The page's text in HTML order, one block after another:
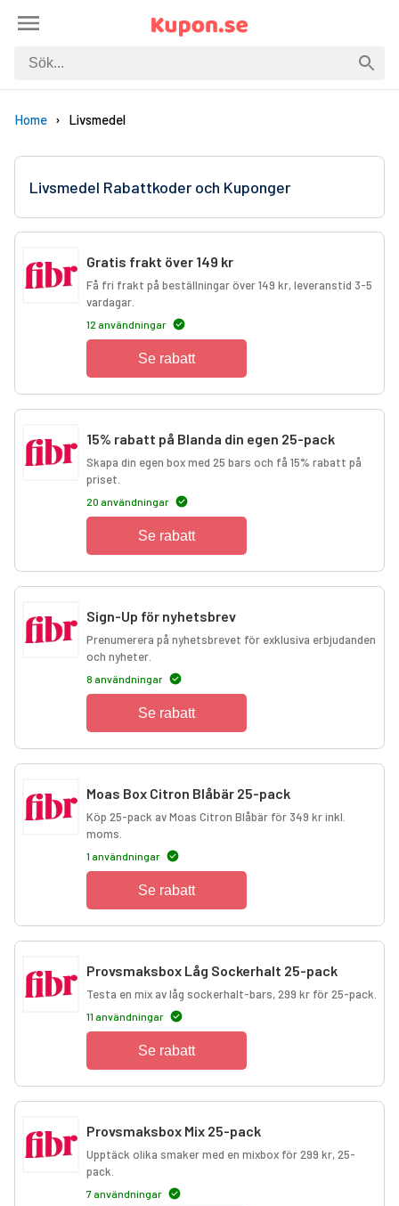
Home Livsmedel
Livsmedel Rabattkoder och Kuponger
Gratis frakt över 149 kr
Få fri frakt på beställningar över 149 kr, leveranstid 3-5
vardagar.
12 användningar
Se rabatt
15% rabatt på Blanda din egen 25-pack
Skapa din egen box med 25 bars och få 15% rabatt på
priset.
20 användningar
Se rabatt
Sign-Up för nyhetsbrev
Prenumerera på nyhetsbrevet för exklusiva erbjudanden
och nyheter.
8 användningar
Se rabatt
Moas Box Citron Blåbär 25-pack
Köp 25-pack av Moas Citron Blåbär för 349 kr inkl.
moms.
1 användningar
Se rabatt
Provsmaksbox Låg Sockerhalt 25-pack
Testa en mix av låg sockerhalt-bars, 299 kr för 25-pack.
11 användningar
Se rabatt
Provsmaksbox Mix 25-pack
Upptäck olika smaker med en mixbox för 299 kr, 25-
pack.
7 användningar